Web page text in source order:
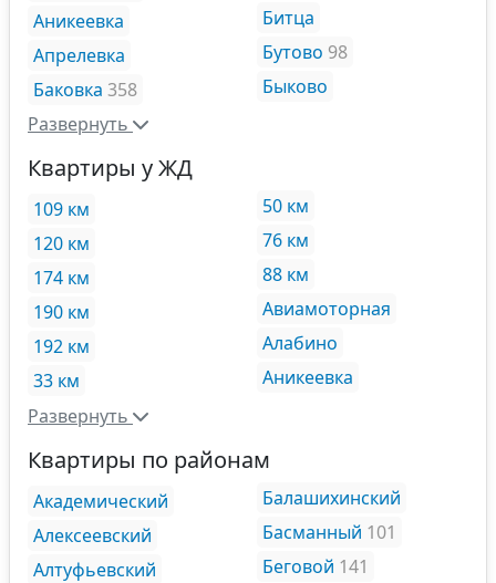
Аникеевка
Апрелевка
Баковка 358
Битца
Бутово 98
Быково
Развернуть
Квартиры у ЖД
109 км
120 км
174 км
190 км
192 км
33 км
50 км
76 км
88 км
Авиамоторная
Алабино
Аникеевка
Развернуть
Квартиры по районам
Академический
Алексеевский
Алтуфьевский
Балашихинский
Басманный 101
Беговой 141